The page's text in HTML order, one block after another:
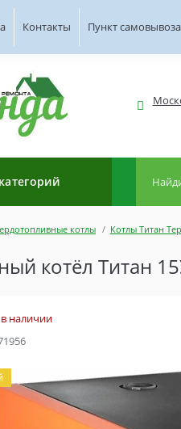
Контакты Пункт самовывоза
котлы Котлы Титан
котёл Титан
наличии